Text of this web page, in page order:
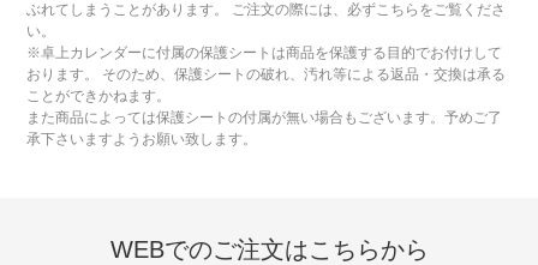
ぶれてしまうことがあります。 ご注文の際には、必ずこちらをご覧くださ
い。
※卓上カレンダーに付属の保護シートは商品を保護する目的でお付けして
おります。 そのため、保護シートの破れ、汚れ等による返品・交換は承る
ことができかねます。
また商品によっては保護シートの付属が無い場合もございます。予めご了
承下さいますようお願い致します。
WEBでのご注文はこちらから